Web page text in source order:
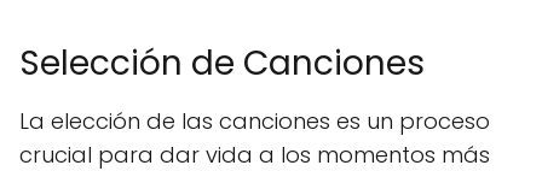
Selección de Canciones
La elección de las canciones es un proceso
crucial para dar vida a los momentos más